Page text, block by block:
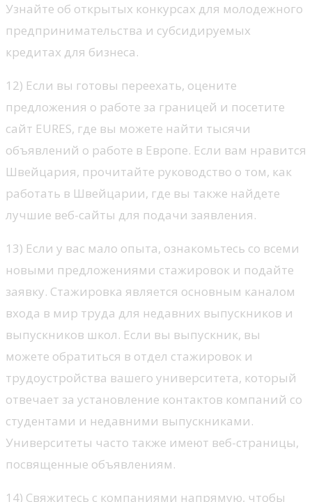
Узнайте об открытых конкурсах для молодежного
предпринимательства и субсидируемых
кредитах для бизнеса.
12) Если вы готовы переехать, оцените
предложения о работе за границей и посетите
сайт EURES, где вы можете найти тысячи
объявлений о работе в Европе. Если вам нравится
Швейцария, прочитайте руководство о том, как
работать в Швейцарии, где вы также найдете
лучшие веб-сайты для подачи заявления.
13) Если у вас мало опыта, ознакомьтесь со всеми
новыми предложениями стажировок и подайте
заявку. Стажировка является основным каналом
входа в мир труда для недавних выпускников и
выпускников школ. Если вы выпускник, вы
можете обратиться в отдел стажировок и
трудоустройства вашего университета, который
отвечает за установление контактов компаний со
студентами и недавними выпускниками.
Университеты часто также имеют веб-страницы,
посвященные объявлениям.
14) Свяжитесь с компаниями напрямую, чтобы